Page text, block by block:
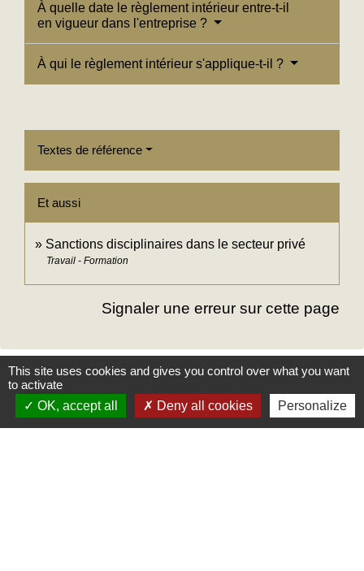
À quelle date le règlement intérieur entre-t-il
en vigueur dans l'entreprise ?
À qui le règlement intérieur s'applique-t-il ?
Textes de référence
Et aussi
Sanctions disciplinaires dans le secteur privé
Travail - Formation
Signaler une erreur sur cette page
Mairie
Commune des Loges
This site uses cookies and gives you control over what you want
to activate
OK, accept all
Deny all cookies Personalize